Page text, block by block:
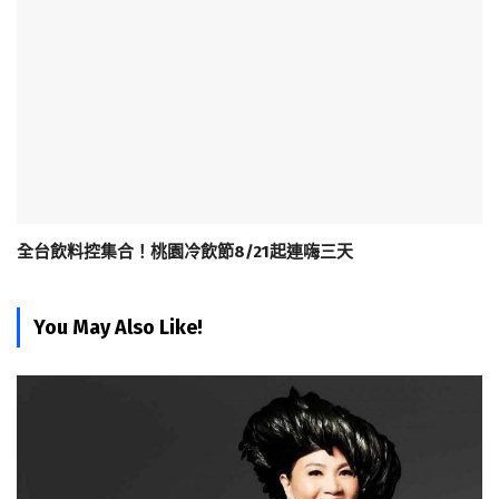
全台飲料控集合！桃園冷飲節8/21起連嗨三天
You May Also Like!